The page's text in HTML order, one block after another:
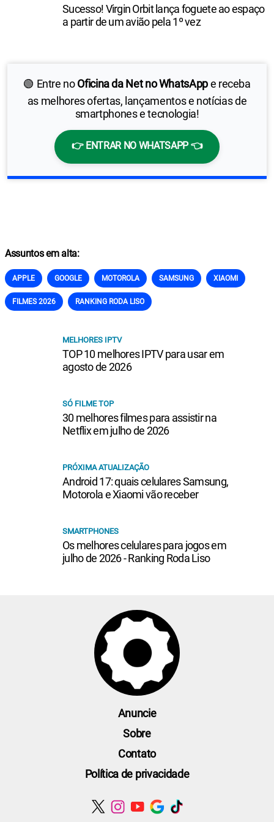
🟢 Entre noOficina da Net no WhatsAppe receba
as melhores ofertas, lançamentos e notícias de
smartphones e tecnologia!
👉 ENTRAR NO WHATSAPP 👈
Sucesso! Virgin Orbit lança foguete ao espaço
a partir de um avião pela 1º vez
Assuntos em alta:
APPLE GOOGLE MOTOROLA SAMSUNG XIAOMI
FILMES 2026 RANKING RODA LISO
MELHORES IPTV
TOP 10 melhores IPTV para usar em
agosto de 2026
SÓ FILME TOP
30 melhores filmes para assistir na
Netflix em julho de 2026
PRÓXIMA ATUALIZAÇÃO
Android 17: quais celulares Samsung,
Motorola e Xiaomi vão receber
SMARTPHONES
Os melhores celulares para jogos em
julho de 2026 - Ranking Roda Liso
Anuncie
Sobre
Contato
Política de privacidade